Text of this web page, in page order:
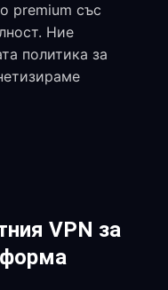
premium със
Ние
политика за
VPN за